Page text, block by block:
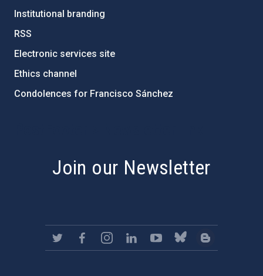
Institutional branding
RSS
Electronic services site
Ethics channel
Condolences for Francisco Sánchez
Join our Newsletter